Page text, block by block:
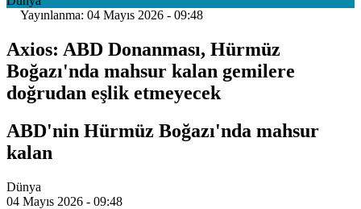
Yayınlanma: 04 Mayıs 2026 - 09:48
Axios: ABD Donanması, Hürmüz
Boğazı'nda mahsur kalan gemilere
doğrudan eşlik etmeyecek
ABD'nin Hürmüz Boğazı'nda mahsur
kalan
Dünya
04 Mayıs 2026 - 09:48